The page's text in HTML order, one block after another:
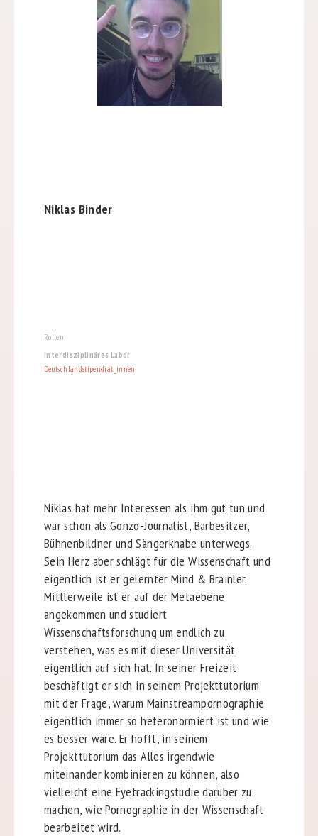
Niklas Binder
Rollen:
Interdisziplinäres Labor
Deutschlandstipendiat_innen
Niklas hat mehr Interessen als ihm gut tun und
war schon als Gonzo-Journalist, Barbesitzer,
Bühnenbildner und Sängerknabe unterwegs.
Sein Herz aber schlägt für die Wissenschaft und
eigentlich ist er gelernter Mind & Brainler.
Mittlerweile ist er auf der Metaebene
angekommen und studiert
Wissenschaftsforschung um endlich zu
verstehen, was es mit dieser Universität
eigentlich auf sich hat. In seiner Freizeit
beschäftigt er sich in seinem Projekttutorium
mit der Frage, warum Mainstreampornographie
eigentlich immer so heteronormiert ist und wie
es besser wäre. Er hofft, in seinem
Projekttutorium das Alles irgendwie
miteinander kombinieren zu können, also
vielleicht eine Eyetrackingstudie darüber zu
machen, wie Pornographie in der Wissenschaft
bearbeitet wird.